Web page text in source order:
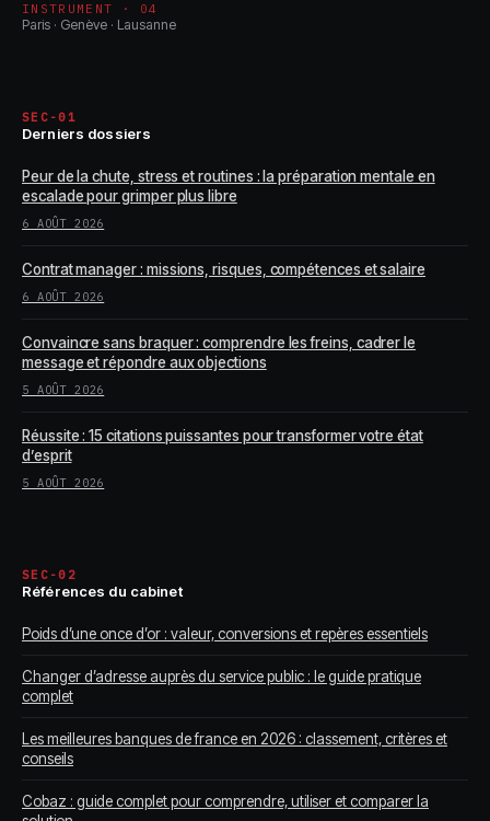
INSTRUMENT · 04
Paris · Genève · Lausanne
SEC-01
Derniers dossiers
Peur de la chute, stress et routines : la préparation mentale en
escalade pour grimper plus libre
6 AOÛT 2026
Contrat manager : missions, risques, compétences et salaire
6 AOÛT 2026
Convaincre sans braquer : comprendre les freins, cadrer le
message et répondre aux objections
5 AOÛT 2026
Réussite : 15 citations puissantes pour transformer votre état
d’esprit
5 AOÛT 2026
SEC-02
Références du cabinet
Poids d’une once d’or : valeur, conversions et repères essentiels
Changer d’adresse auprès du service public : le guide pratique
complet
Les meilleures banques de france en 2026 : classement, critères et
conseils
Cobaz : guide complet pour comprendre, utiliser et comparer la